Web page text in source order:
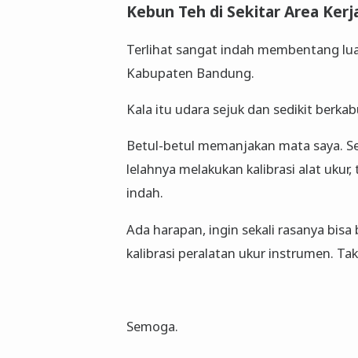
Kebun Teh di Sekitar Area
Terlihat sangat indah membentang
Kabupaten Bandung.
Kala itu udara sejuk dan sedikit
Betul-betul memanjakan mata saya.
lelahnya melakukan kalibrasi alat
indah.
Ada harapan, ingin sekali rasanya
kalibrasi peralatan ukur instrumen.
Semoga.